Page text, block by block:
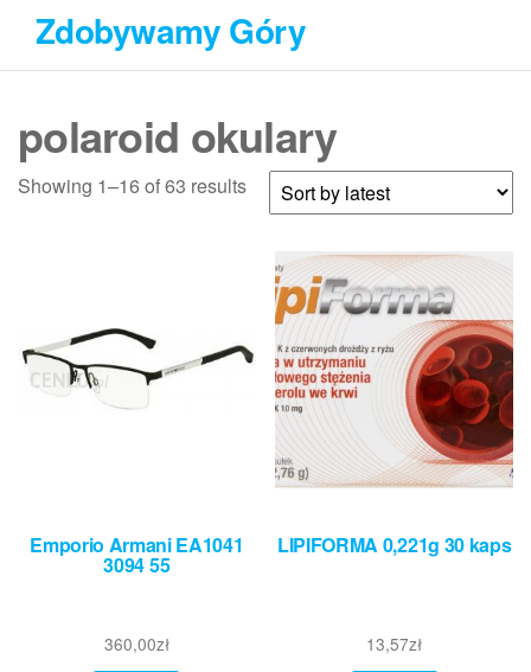
Przejdź
treści
Zdobywamy Góry
polaroid okulary
Showing 1–16 of 63 results
Emporio Armani EA1041
3094 55
360,00zł
LIPIFORMA 0,221g 30 kaps
13,57zł